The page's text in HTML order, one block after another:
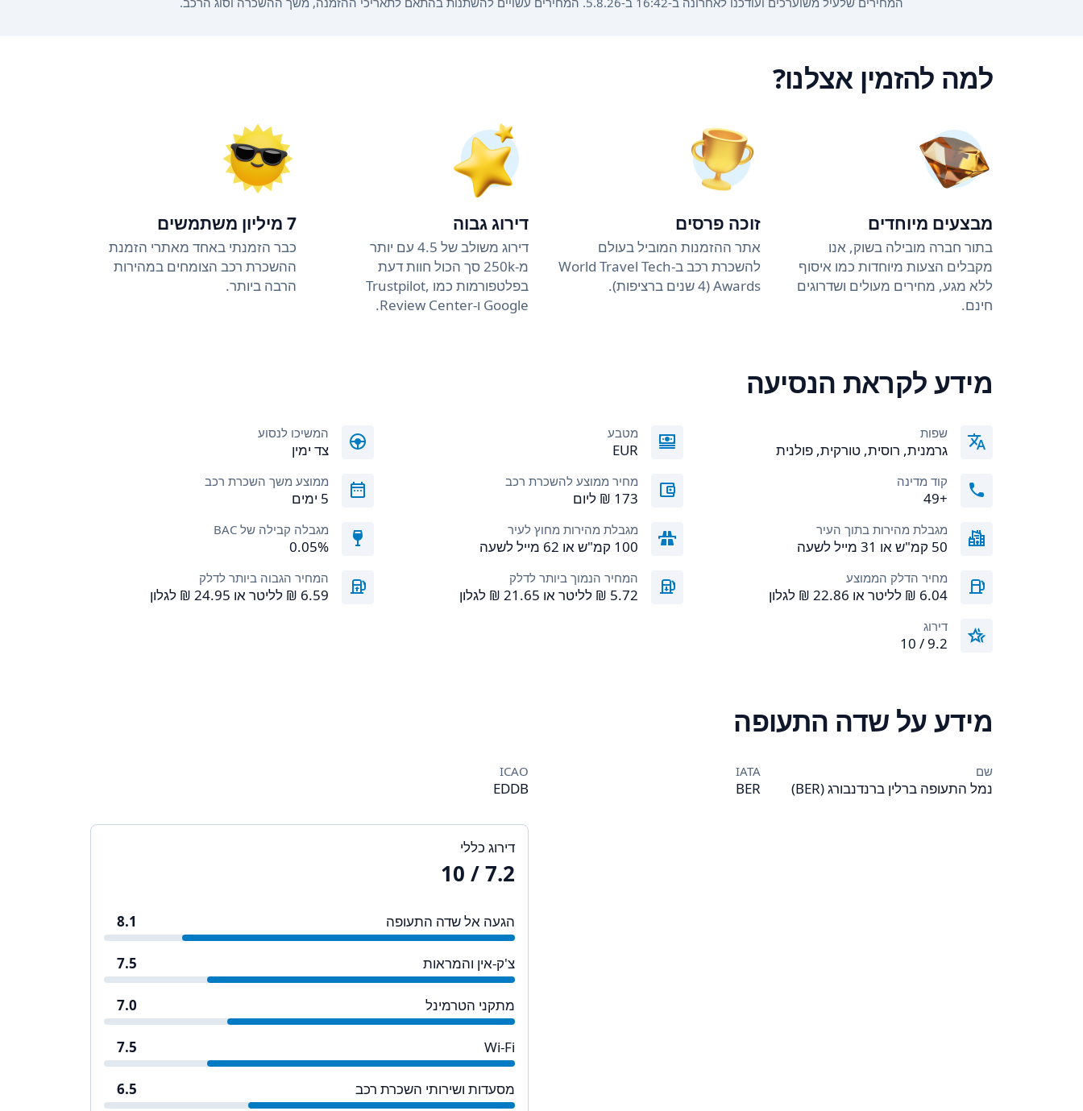
למה להזמין אצלנו?
מבצעים מיוחדים
בתור חברה מובילה בשוק, אנו
מקבלים הצעות מיוחדות כמו איסוף
ללא מגע, מחירים מעולים ושדרוגים
חינם.
זוכה פרסים
אתר ההזמנות המוביל בעולם
להשכרת רכב ב-World Travel Tech
Awards (4 שנים ברציפות).
דירוג גבוה
דירוג משולב של 4.5 עם יותר
מ-250k סך הכול חוות דעת
בפלטפורמות כמו Trustpilot,
Google ו-Review Center.
7 מיליון משתמשים
כבר הזמנתי באחד מאתרי הזמנת
ההשכרת רכב הצומחים במהירות
הרבה ביותר.
מידע לקראת הנסיעה
שפות
גרמנית, רוסית, טורקית, פולנית
מטבע
EUR
המשיכו לנסוע
צד ימין
קוד מדינה
+49
מחיר ממוצע להשכרת רכב ממוצע משך השכרת רכב
5 ימים
מגבלת מהירות בתוך העיר
50 קמ"ש או 31 מייל לשעה
מגבלת מהירות מחוץ לעיר
100 קמ"ש או 62 מייל לשעה
מגבלה קבילה של BAC
0.05%
מחיר הדלק הממוצע המחיר הנמוך ביותר לדלק המחיר הגבוה ביותר לדלק
דירוג
9.2 / 10
מידע על שדה התעופה
שם
נמל התעופה ברלין ברנדנבורג (BER)
IATA
BER
ICAO
EDDB
דירוג כללי
7.2
/ 10
הגעה אל שדה התעופה 8.1
צ'ק-אין והמראות 7.5
מתקני הטרמינל 7.0
Wi-Fi
7.5
מסעדות ושירותי השכרת רכב 6.5